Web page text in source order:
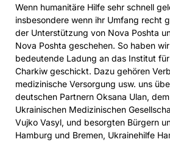
Wenn humanitäre Hilfe sehr schnell
insbesondere wenn ihr Umfang recht
der Unterstützung von Nova Poshta
Nova Poshta geschehen. So haben
bedeutende Ladung an das Institut
Charkiw geschickt. Dazu gehören
medizinische Versorgung usw. uns
deutschen Partnern Oksana Ulan,
Ukrainischen Medizinischen
Vujko Vasyl, und besorgten Bürgern
Hamburg und Bremen, Ukrainehilfe